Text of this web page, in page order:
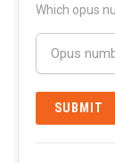
Which opus